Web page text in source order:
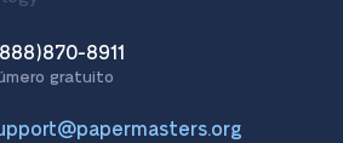
8911
gratuito